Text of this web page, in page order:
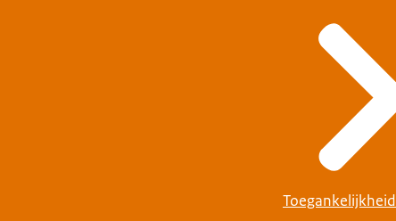
Toegankelijkheid